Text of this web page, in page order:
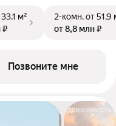
м²
₽
2-комн.от 51,9
от 8,8 млн ₽
Позвоните мне